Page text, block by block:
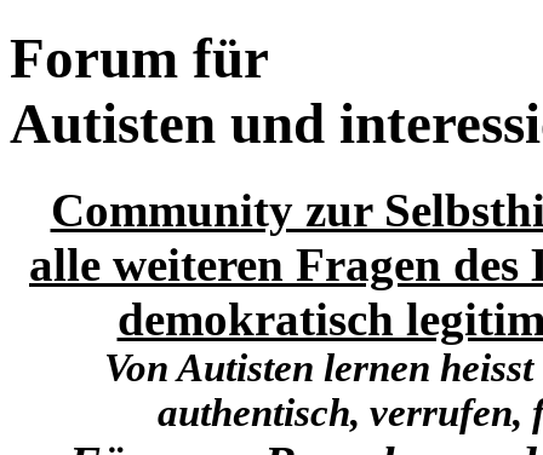
Forum für
Autisten und
Community zur
alle weiteren Fragen
demokratisch
Von Autisten lernen
authentisch, verrufen,